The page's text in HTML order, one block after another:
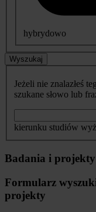
hybrydowo
Wyszukaj
Jeżeli nie znalazłeś
szukane słowo lub
kierunku studiów
Badania i projekty
Formularz
projekty